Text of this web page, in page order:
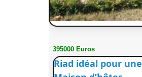
395000 Euros
Riad idéal pour une